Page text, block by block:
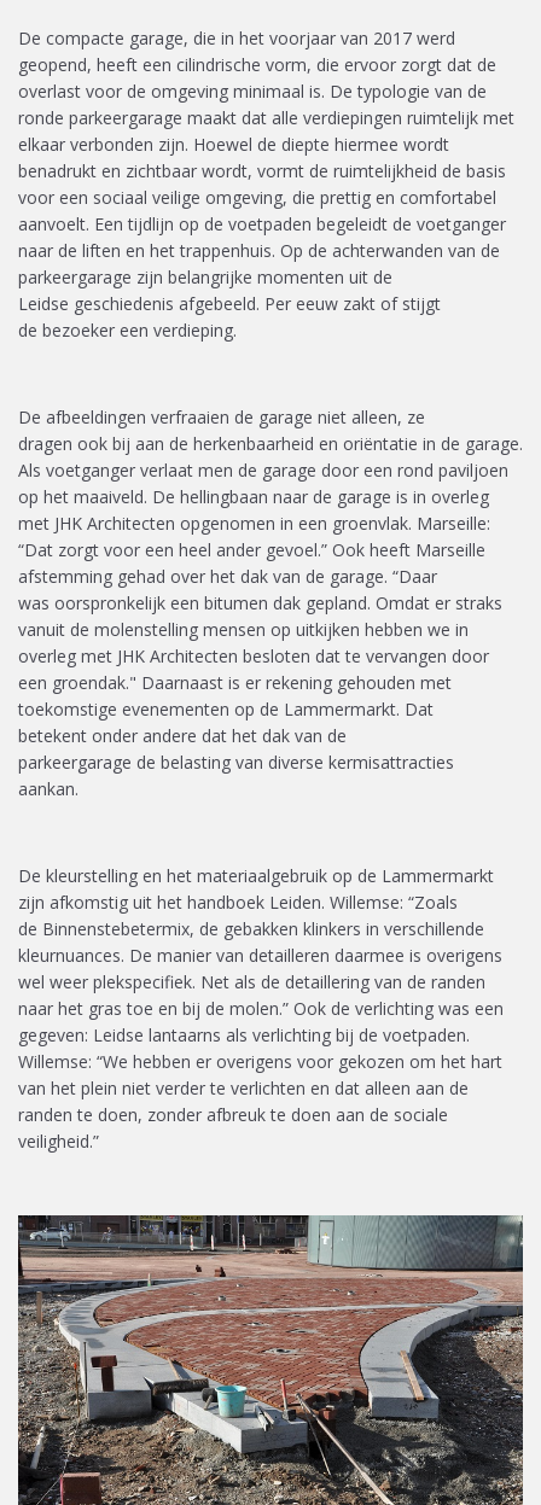
De compacte garage, die in het voorjaar van 2017 werd
geopend, heeft een cilindrische vorm, die ervoor zorgt dat de
overlast voor de omgeving minimaal is. De typologie van de
ronde parkeergarage maakt dat alle verdiepingen ruimtelijk met
elkaar verbonden zijn. Hoewel de diepte hiermee wordt
benadrukt en zichtbaar wordt, vormt de ruimtelijkheid de basis
voor een sociaal veilige omgeving, die prettig en comfortabel
aanvoelt. Een tijdlijn op de voetpaden begeleidt de voetganger
naar de liften en hettrappenhuis. Op de achterwanden van de
parkeergarage zijn belangrijke momenten uit de
Leidse geschiedenis afgebeeld. Per eeuw zakt of stijgt
de bezoeker een verdieping.
De afbeeldingen verfraaien de garage niet alleen, ze
dragen ook bij aan de herkenbaarheid en oriëntatie in de garage.
Als voetganger verlaat men de garage door een rond paviljoen
op het maaiveld. De hellingbaan naar de garage is in overleg
met JHK Architecten opgenomen in een groenvlak. Marseille:
“Dat zorgt voor een heel ander gevoel.” Ook heeft Marseille
afstemming gehad over het dak van de garage. “Daar
was oorspronkelijk een bitumen dak gepland. Omdat er straks
vanuit de molenstelling mensen op uitkijken hebben we in
overleg met JHK Architecten besloten dat te vervangen door
een groendak." Daarnaast is er rekening gehouden met
toekomstige evenementen op de Lammermarkt. Dat
betekent onder andere dat het dak van de
parkeergarage de belasting van diverse kermisattracties
aankan.
De kleurstelling en het materiaalgebruik op de Lammermarkt
zijn afkomstig uit het handboek Leiden. Willemse: “Zoals
de Binnenstebetermix, de gebakken klinkers in verschillende
kleurnuances. De manier van detailleren daarmee is overigens
wel weer plekspecifiek. Net als de detaillering van de randen
naar het gras toe en bij de molen.” Ook de verlichting was een
gegeven: Leidse lantaarns als verlichting bij de voetpaden.
Willemse: “We hebben er overigens voor gekozen om het hart
van het plein niet verder te verlichten en dat alleen aan de
randen te doen, zonder afbreukte doen aan de sociale
veiligheid.”